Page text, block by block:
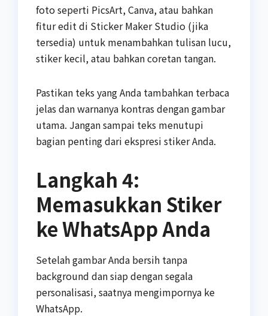
foto seperti PicsArt, Canva, atau bahkan
fitur edit di Sticker Maker Studio (jika
tersedia) untuk menambahkan tulisan lucu,
stiker kecil, atau bahkan coretan tangan.
Pastikan teks yang Anda tambahkan terbaca
jelas dan warnanya kontras dengan gambar
utama. Jangan sampai teks menutupi
bagian penting dari ekspresi stiker Anda.
Langkah 4:
Memasukkan Stiker
ke WhatsApp Anda
Setelah gambar Anda bersih tanpa
background dan siap dengan segala
personalisasi, saatnya mengimpornya ke
WhatsApp.